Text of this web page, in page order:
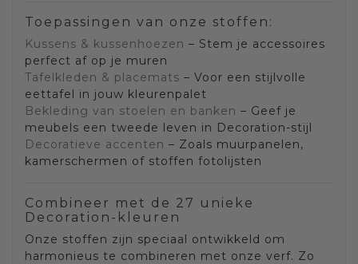
Toepassingen van onze stoffen:
Kussens & kussenhoezen – Stem je accessoires
perfect af op je muren
Tafelkleden & placemats – Voor een stijlvolle
eettafel in jouw kleurenpalet
Bekleding van stoelen en banken – Geef je
meubels een tweede leven in Decoration-stijl
Decoratieve accenten – Zoals muurpanelen,
kamerschermen of stoffen fotolijsten
Combineer met de 27 unieke
Decoration-kleuren
Onze stoffen zijn speciaal ontwikkeld om
harmonieus te combineren met onze verf. Zo